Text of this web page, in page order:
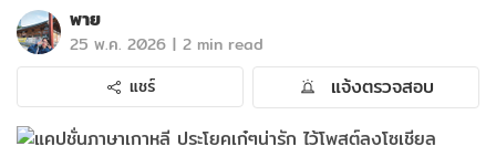
พาย
25 พ.ค. 2026 | 2 min read
แชร์
แจ้งตรวจสอบ